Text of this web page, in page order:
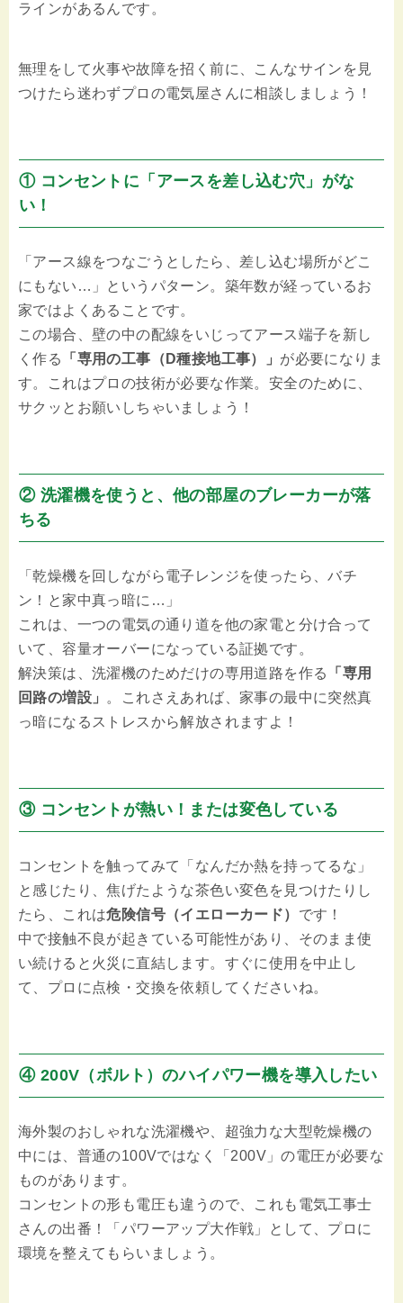
ラインがあるんです。
無理をして火事や故障を招く前に、こんなサインを見
つけたら迷わずプロの電気屋さんに相談しましょう！
① コンセントに「アースを差し込む穴」がな
い！
「アース線をつなごうとしたら、差し込む場所がどこ
にもない…」というパターン。築年数が経っているお
家ではよくあることです。
この場合、壁の中の配線をいじってアース端子を新し
く作る
「専用の工事（D種接地工事）」 が必要になりま
す。これはプロの技術が必要な作業。安全のために、
サクッとお願いしちゃいましょう！
② 洗濯機を使うと、他の部屋のブレーカーが落
ちる
「乾燥機を回しながら電子レンジを使ったら、バチ
ン！と家中真っ暗に…」
これは、一つの電気の通り道を他の家電と分け合って
いて、容量オーバーになっている証拠です。
解決策は、洗濯機のためだけの専用道路を作る
「専用
回路の増設」 。これさえあれば、家事の最中に突然真
っ暗になるストレスから解放されますよ！
③ コンセントが熱い！または変色している
コンセントを触ってみて「なんだか熱を持ってるな」
と感じたり、焦げたような茶色い変色を見つけたりし
たら、これは危険信号（イエローカード） です！
中で接触不良が起きている可能性があり、そのまま使
い続けると火災に直結します。すぐに使用を中止し
て、プロに点検・交換を依頼してくださいね。
④ 200V（ボルト）のハイパワー機を導入したい
海外製のおしゃれな洗濯機や、超強力な大型乾燥機の
中には、普通の100Vではなく「200V」の電圧が必要な
ものがあります。
コンセントの形も電圧も違うので、これも電気工事士
さんの出番！「パワーアップ大作戦」として、プロに
環境を整えてもらいましょう。